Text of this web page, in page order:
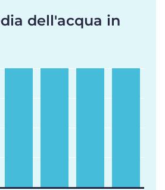
dell'acqua in